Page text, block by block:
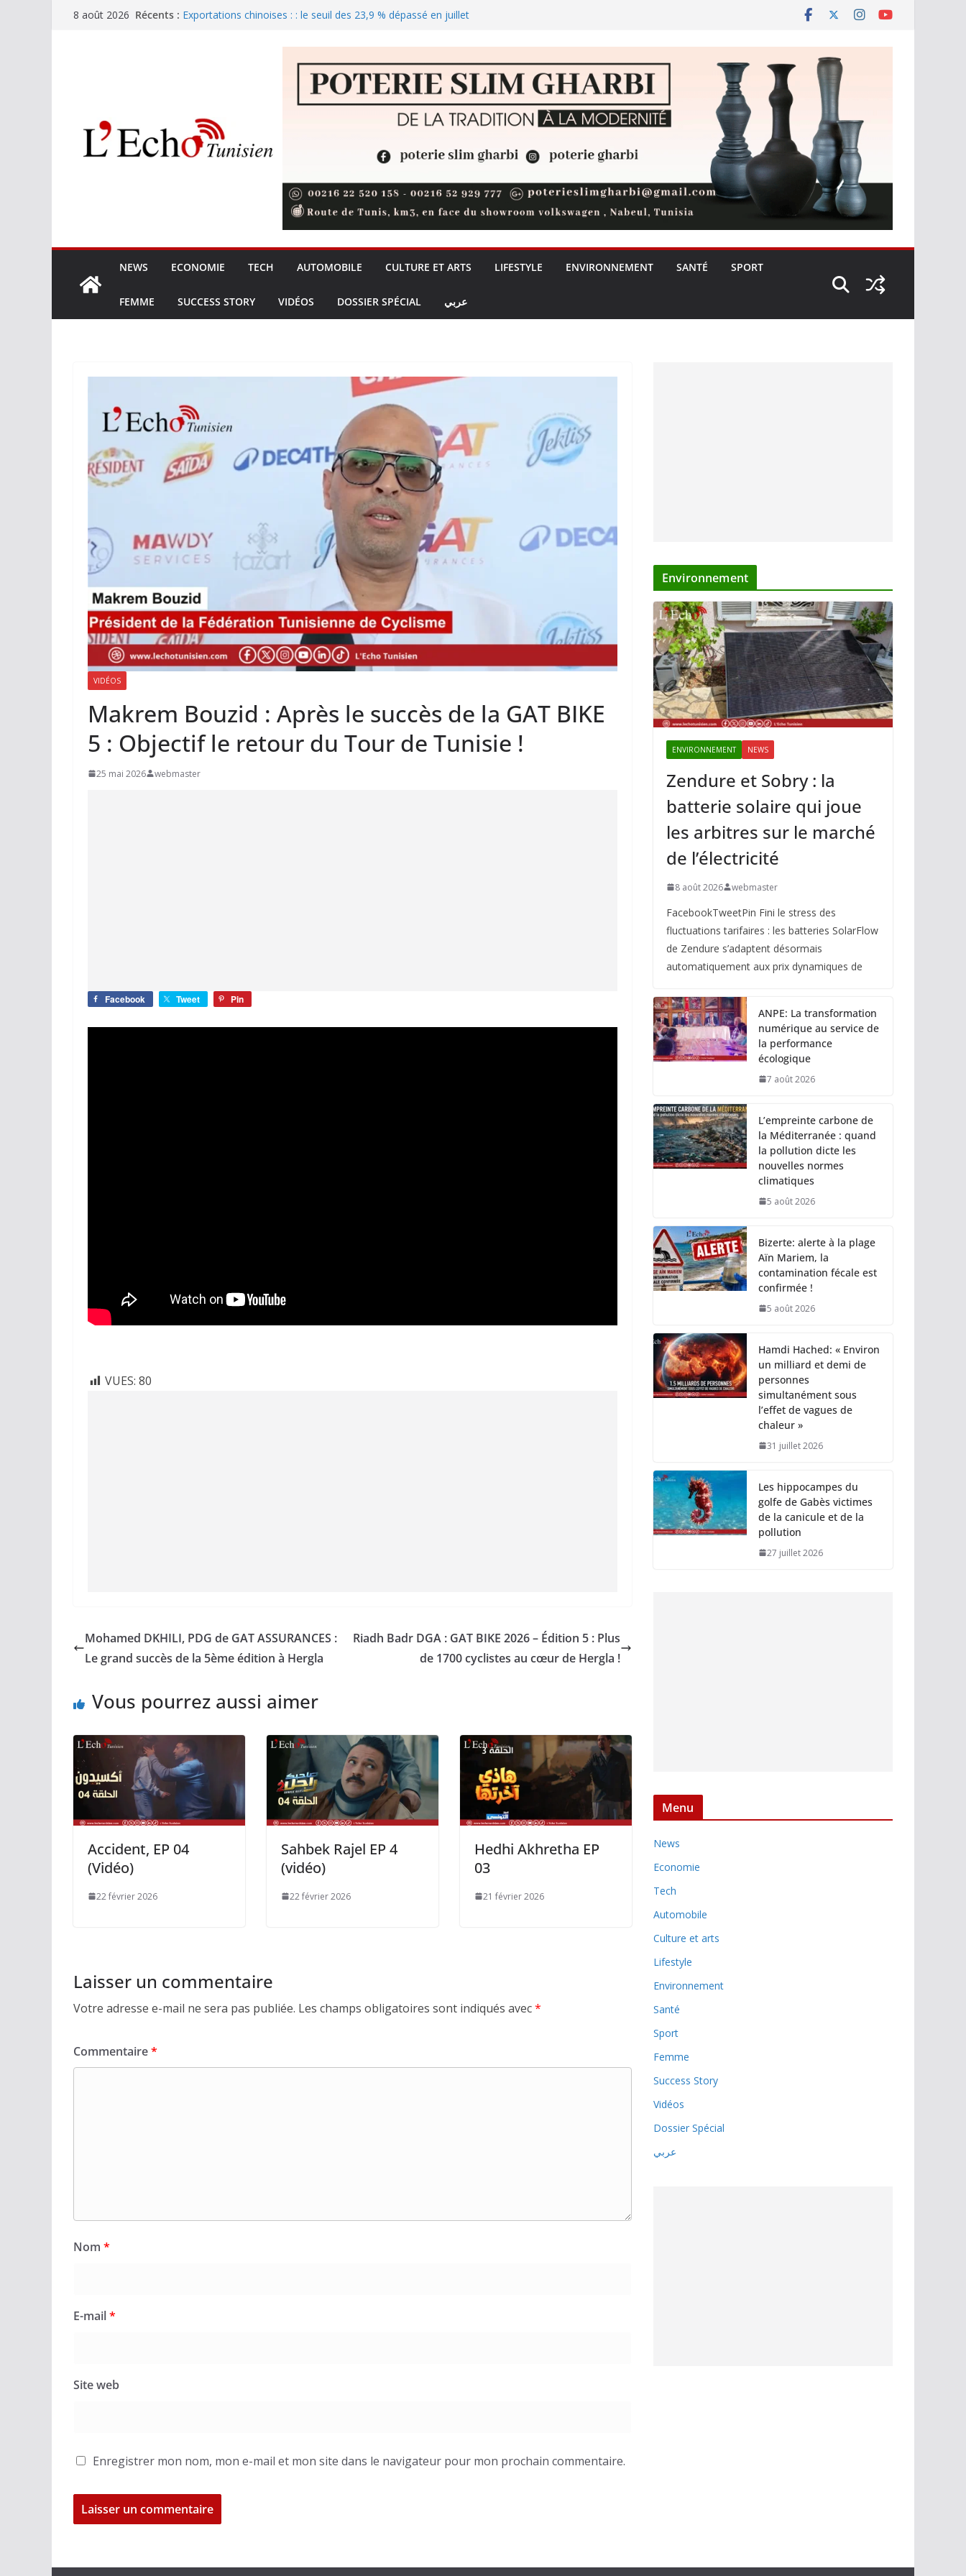
Passer8 août 2026 Récents : Exportations chinoises : : le seuil des 23,9 % dépassé en juillet
Zendure et Sobry : la batterie solaire qui joue les arbitres sur
Xiaomi G34WQi : Le retour surprise du moniteur gaming
ultrawide à 300 €
NEWS ECONOMIE TECH AUTOMOBILE CULTURE ET ARTS LIFESTYLE ENVIRONNEMENT SANTÉ SPORT
FEMME SUCCESS STORY VIDÉOS DOSSIER SPÉCIAL عربي
VIDÉOS
Makrem Bouzid : Après le succès de la GAT BIKE
5 : Objectif le retour du Tour de Tunisie !
25 mai 2026 webmaster
Facebook Tweet Pin
VUES: 80
Mohamed DKHILI, PDG de GAT ASSURANCES :
Le grand succès de la 5ème édition à Hergla
Riadh Badr DGA : GAT BIKE 2026 – Édition 5 : Plus
de 1700 cyclistes au cœur de Hergla !
Vous pourrez aussi aimer
Accident, EP 04
(Vidéo)
22 février 2026
Sahbek Rajel EP 4
(vidéo)
22 février 2026
Hedhi Akhretha EP
03
21 février 2026
Laisser un commentaire
Votre adresse e-mail ne sera pas publiée. Les champs obligatoires sont indiqués avec*
Commentaire*
Nom *
E-mail*
Site web
Enregistrer mon nom, mon e-mail et mon site dans le navigateur pour mon prochain commentaire.
Environnement
ENVIRONNEMENT NEWS
Zendure et Sobry : la
batterie solaire qui joue
les arbitres sur le marché
de l’électricité
8 août 2026 webmaster
FacebookTweetPin Fini le stress des
fluctuations tarifaires : les batteries SolarFlow
de Zendure s’adaptent désormais
automatiquement aux prix dynamiques de
ANPE: La transformation
numérique au service de
la performance
écologique
7 août 2026
L’empreinte carbone de
la Méditerranée : quand
la pollution dicte les
nouvelles normes
climatiques
5 août 2026
Bizerte: alerte à la plage
Aïn Mariem, la
contamination fécale est
confirmée !
5 août 2026
Hamdi Hached: « Environ
un milliard et demi de
personnes
simultanément sous
l’effet de vagues de
chaleur »
31 juillet 2026
Les hippocampes du
golfe de Gabès victimes
de la canicule et de la
pollution
27 juillet 2026
Menu
News
Economie
Tech
Automobile
Culture et arts
Lifestyle
Environnement
Santé
Sport
Femme
Success Story
Vidéos
Dossier Spécial
عربي